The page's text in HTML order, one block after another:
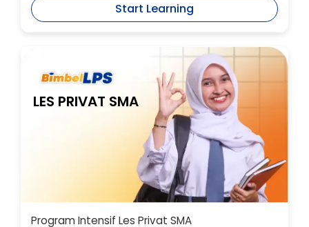
Start Learning
LES PRIVAT SMA
Program Intensif Les Privat SMA